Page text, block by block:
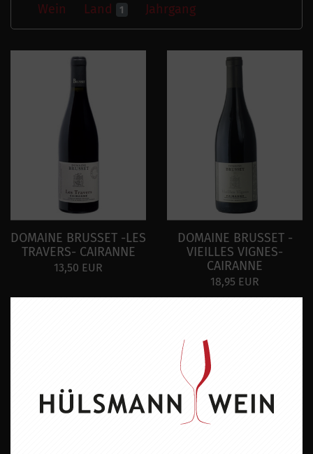
Wein Land 1 Jahrgang
DOMAINE BRUSSET -LES
TRAVERS- CAIRANNE
13,50 EUR
DOMAINE BRUSSET -
VIEILLES VIGNES-
CAIRANNE
18,95 EUR